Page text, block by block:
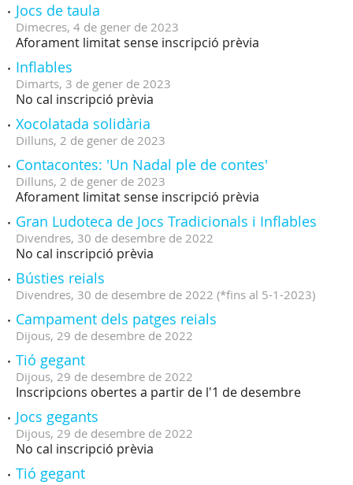
Jocs de taula
Dimecres, 4 de gener de 2023
Aforament limitat sense inscripció prèvia
Inflables
Dimarts, 3 de gener de 2023
No cal inscripció prèvia
Xocolatada solidària
Dilluns, 2 de gener de 2023
Contacontes: 'Un Nadal ple de contes'
Dilluns, 2 de gener de 2023
Aforament limitat sense inscripció prèvia
Gran Ludoteca de Jocs Tradicionals i Inflables
Divendres, 30 de desembre de 2022
No cal inscripció prèvia
Bústies reials
Divendres, 30 de desembre de 2022 (*fins al 5-1-2023)
Campament dels patges reials
Dijous, 29 de desembre de 2022
Tió gegant
Dijous, 29 de desembre de 2022
Inscripcions obertes a partir de l'1 de desembre
Jocs gegants
Dijous, 29 de desembre de 2022
No cal inscripció prèvia
Tió gegant